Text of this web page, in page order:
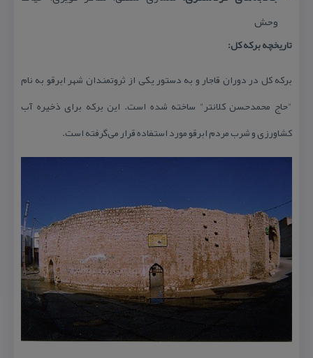
وحش
تاریخچه بركه كل:
بركه كل در دوران قاجار و به دستور یكی از ثروتمندان شهر ابرقو به نام
"حاج محمدحسن كلانتر" ساخته شده است. این بركه برای ذخیره آب
كشاورزی و شرب مردم ابرقو مورد استفاده قرار می‌گرفته است.